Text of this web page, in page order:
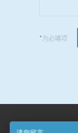
*为必填项